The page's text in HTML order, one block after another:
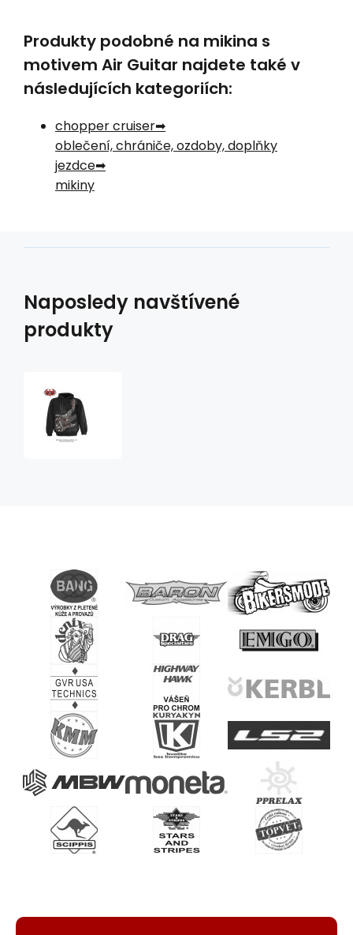
Produkty podobné na mikina s
motivem Air Guitar najdete také v
následujících kategoriích:
chopper cruiser
oblečení, chrániče, ozdoby, doplňky
jezdce
mikiny
Naposledy navštívené
produkty